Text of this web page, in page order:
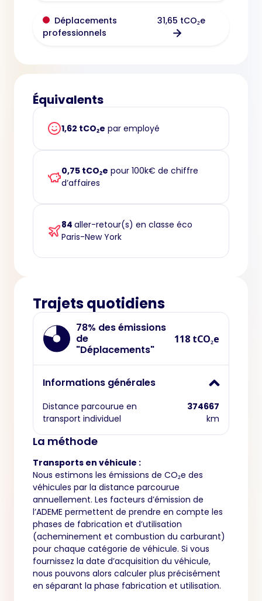
Déplacements
professionnels
31,65 tCO₂e
Équivalents
1,62 tCO₂e par employé
0,75 tCO₂e pour 100k€ de chiffre
d’affaires
84 aller-retour(s) en classe éco
Paris-New York
Trajets quotidiens
78% des émissions
de
"Déplacements"
118 tCO₂e
Informations générales
Distance parcourue en
transport individuel
374667
km
La méthode
Transports en véhicule :
Nous estimons les émissions de CO₂e des
véhicules par la distance parcourue
annuellement. Les facteurs d’émission de
l’ADEME permettent de prendre en compte les
phases de fabrication et d’utilisation
(acheminement et combustion du carburant)
pour chaque catégorie de véhicule. Si vous
fournissez la date d’acquisition du véhicule,
nous pouvons alors calculer plus précisément
en séparant la phase fabrication et utilisation.